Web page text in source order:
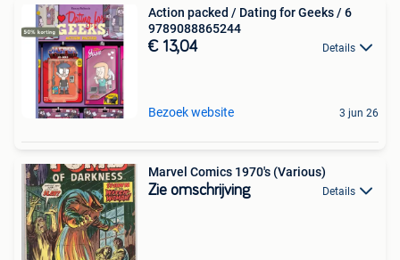
Action packed / Dating for Geeks / 6
9789088865244
€ 13,04 Details
Bezoek website 3 jun 26
Marvel Comics 1970's (Various)
Zie omschrijving Details